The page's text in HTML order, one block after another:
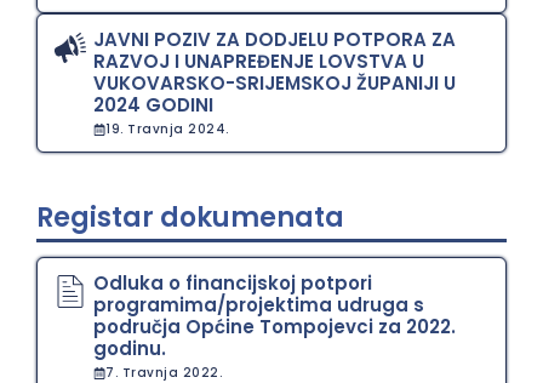
JAVNI POZIV ZA DODJELU POTPORA ZA
RAZVOJ I UNAPREĐENJE LOVSTVA U
VUKOVARSKO-SRIJEMSKOJ ŽUPANIJI U
2024 GODINI
19. Travnja 2024.
Registar dokumenata
Odluka o financijskoj potpori
programima/projektima udruga s
područja Općine Tompojevci za 2022.
godinu.
7. Travnja 2022.